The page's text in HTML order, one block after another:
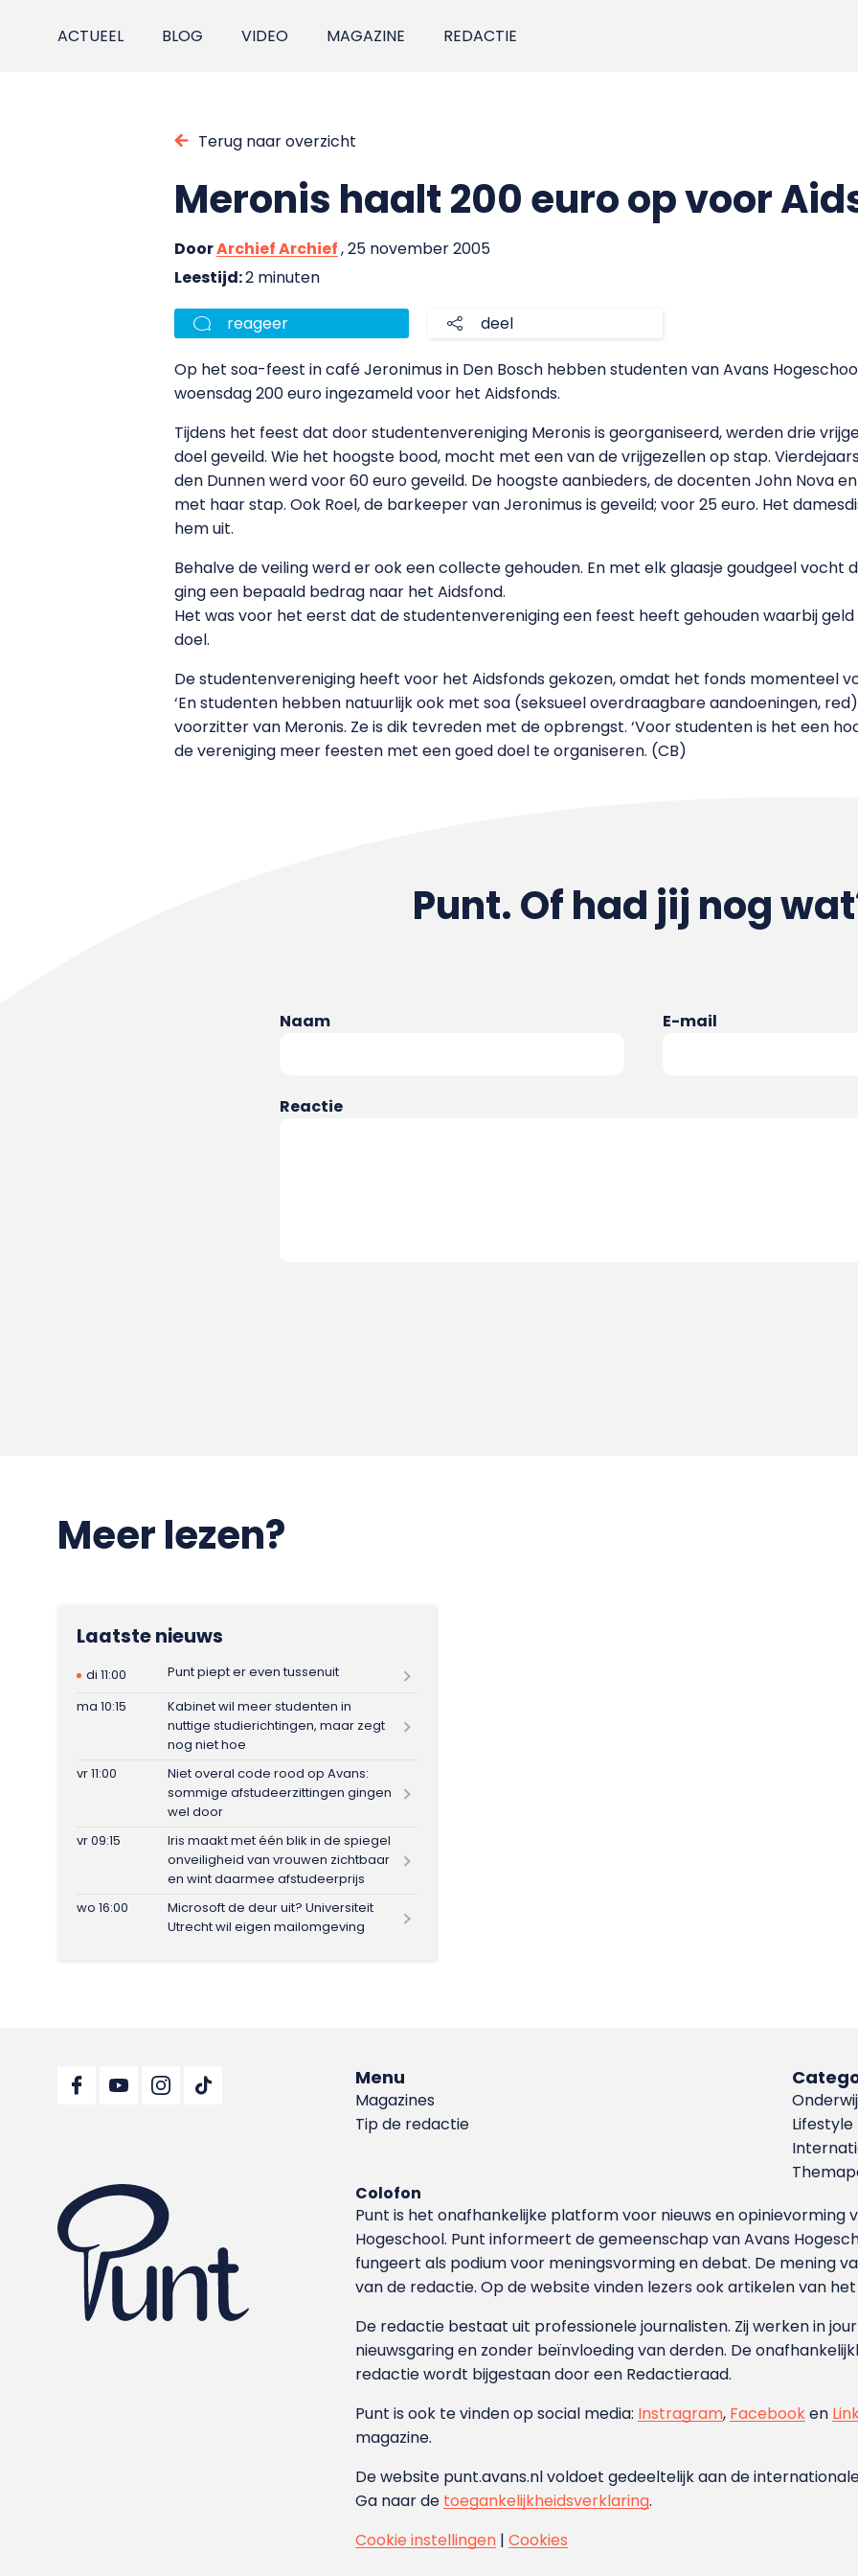
ACTUEEL BLOG VIDEO MAGAZINE REDACTIE
Terug naar overzicht
Meronis haalt 200 euro op voor
DoorArchief Archief, 25 november 2005
Leestijd:2 minuten
reageer deel
Op het soa-feest in café Jeronimus in Den Bosch hebben studenten van Avans
woensdag 200 euro ingezameld voor het Aidsfonds.
Tijdens het feest dat door studentenvereniging Meronis is georganiseerd, werden drie
doel geveild. Wie het hoogste bood, mocht met een van de vrijgezellen op stap.
den Dunnen werd voor 60 euro geveild. De hoogste aanbieders, de docenten John Nova
met haar stap. Ook Roel, de barkeeper van Jeronimus is geveild; voor 25 euro. Het
hem uit.
Behalve de veiling werd er ook een collecte gehouden. En met elk glaasje goudgeel
ging een bepaald bedrag naar het Aidsfond.
Het was voor het eerst dat de studentenvereniging een feest heeft gehouden waarbij
doel.
De studentenvereniging heeft voor het Aidsfonds gekozen, omdat het fonds momenteel
‘En studenten hebben natuurlijk ook met soa (seksueel overdraagbare aandoeningen,
voorzitter van Meronis. Ze is dik tevreden met de opbrengst. ‘Voor studenten is het een
de vereniging meer feesten met een goed doel te organiseren. (CB)
Punt. Of had jij nog
Naam E-mail
Reactie
Meer lezen?
Laatste nieuws
di 11:00
Punt piept er even tussenuit
ma 10:15
Kabinet wil meer studenten in
nuttige studierichtingen, maar zegt
nog niet hoe
vr 11:00
Niet overal code rood op Avans:
sommige afstudeerzittingen gingen
wel door
vr 09:15
Iris maakt met één blik in de spiegel
onveiligheid van vrouwen zichtbaar
en wint daarmee afstudeerprijs
wo 16:00
Microsoft de deur uit? Universiteit
Utrecht wil eigen mailomgeving
Menu
Magazines
Tip de redactie
Lifestyle
Colofon
Punt is het onafhankelijke platform voor nieuws en
Hoge­school. Punt informeert de gemeenschap van Avans
fungeert als podium voor meningsvorming en debat. De mening
van de redactie. Op de website vinden lezers ook artikelen van
De redactie bestaat uit professionele journalisten. Zij werken in
nieuwsgaring en zonder beïnvloeding van derden. De
redactie wordt bijgestaan door een Redactieraad.
Punt is ook te vinden op social media: Instragram, Facebooken
magazine.
De website punt.avans.nl voldoet gedeeltelijk aan de
Ga naar de toegankelijkheidsverklaring.
Cookie instellingen |Cookies